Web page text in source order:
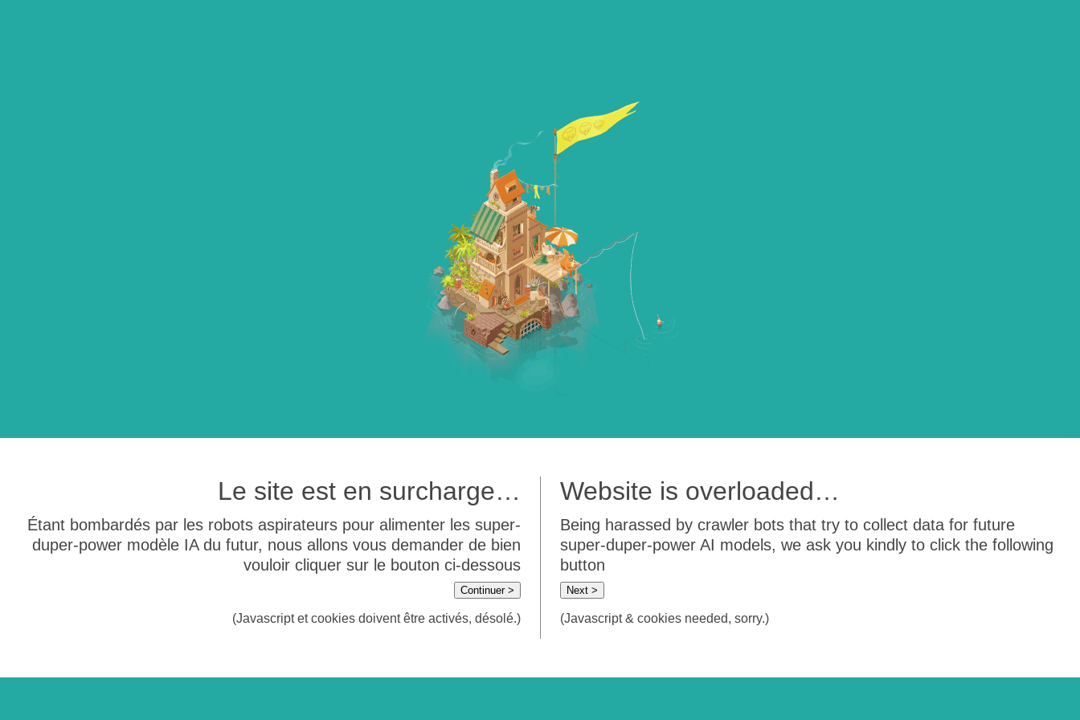
Le site est en surcharge…
Étant bombardés par les robots aspirateurs pour alimenter les super-
duper-power modèle IA du futur, nous allons vous demander de bien
vouloir cliquer sur le bouton ci-dessous
Continuer >
(Javascript et cookies doivent être activés, désolé.)
Website is overloaded…
Being harassed by crawler bots that try to collect data for future
super-duper-power AI models, we ask you kindly to click the following
button
Next >
(Javascript & cookies needed, sorry.)